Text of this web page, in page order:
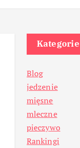
Kategorie
Blog
jedzenie
mięsne
mleczne
pieczywo
Rankingi